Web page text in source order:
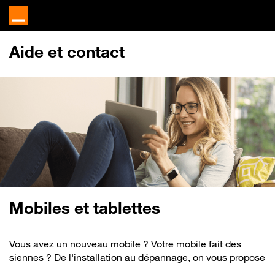
Aide et contact
Mobiles et tablettes
Vous avez un nouveau mobile ? Votre mobile fait des
siennes ? De l'installation au dépannage, on vous propose